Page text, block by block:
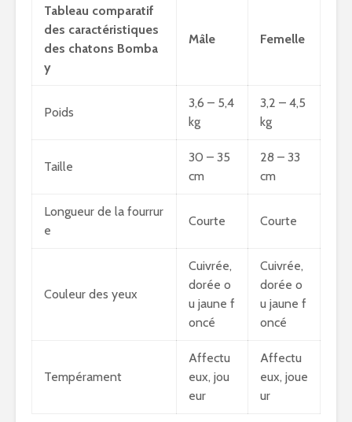
Tableau comparatif
des caractéristiques
des chatons Bomba
y
Mâle Femelle
Poids
3,6 – 5,4
kg
3,2 – 4,5
kg
Taille
30 – 35
cm
28 – 33
cm
Longueur de la fourrur
e
Courte Courte
Couleur des yeux
Cuivrée,
dorée o
u jaune f
oncé
Cuivrée,
dorée o
u jaune f
oncé
Tempérament
Affectu
eux, jou
eur
Affectu
eux, joue
ur